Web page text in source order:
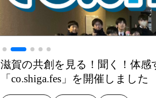
滋賀の共創を見る！聞く！体感
「co.shiga.fes」を開催しました
【滋賀・守山発】「
体感する！みんなでつくるフ